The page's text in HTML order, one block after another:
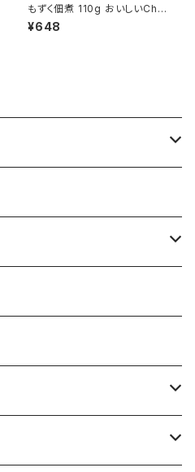
もずく佃煮 110g おいしいCha
れんじ
¥648